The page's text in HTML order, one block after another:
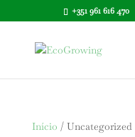
+351 961 616 470
Início / Uncategorized